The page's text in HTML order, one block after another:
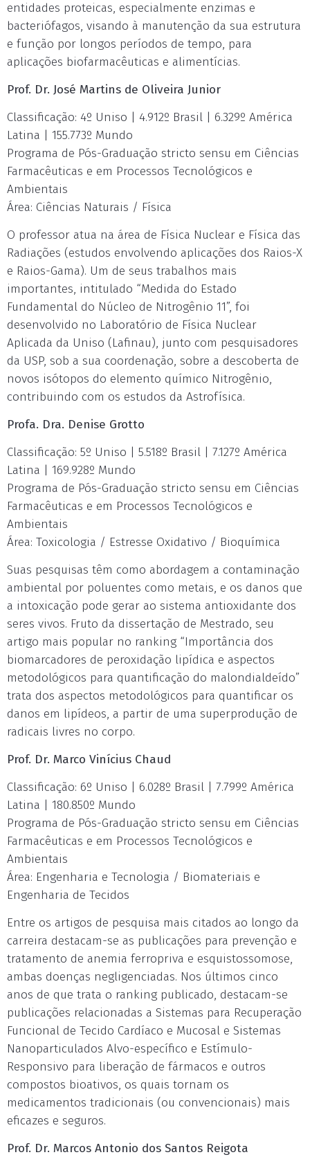
entidades proteicas, especialmente enzimas e
bacteriófagos, visando à manutenção da sua estrutura
e função por longos períodos de tempo, para
aplicações biofarmacêuticas e alimentícias.
Prof. Dr. José Martins de Oliveira Junior
Classificação: 4º Uniso | 4.912º Brasil | 6.329º América
Latina | 155.773º Mundo
Programa de Pós-Graduação stricto sensu em Ciências
Farmacêuticas e em Processos Tecnológicos e
Ambientais
Área: Ciências Naturais / Física
O professor atua na área de Física Nuclear e Física das
Radiações (estudos envolvendo aplicações dos Raios-X
e Raios-Gama). Um de seus trabalhos mais
importantes, intitulado “Medida do Estado
Fundamental do Núcleo de Nitrogênio 11”, foi
desenvolvido no Laboratório de Física Nuclear
Aplicada da Uniso (Lafinau), junto com pesquisadores
da USP, sob a sua coordenação, sobre a descoberta de
novos isótopos do elemento químico Nitrogênio,
contribuindo com os estudos da Astrofísica.
Profa. Dra. Denise Grotto
Classificação: 5º Uniso | 5.518º Brasil | 7.127º América
Latina | 169.928º Mundo
Programa de Pós-Graduação stricto sensu em Ciências
Farmacêuticas e em Processos Tecnológicos e
Ambientais
Área: Toxicologia / Estresse Oxidativo / Bioquímica
Suas pesquisas têm como abordagem a contaminação
ambiental por poluentes como metais, e os danos que
a intoxicação pode gerar ao sistema antioxidante dos
seres vivos. Fruto da dissertação de Mestrado, seu
artigo mais popular no ranking “Importância dos
biomarcadores de peroxidação lipídica e aspectos
metodológicos para quantificação do malondialdeído”
trata dos aspectos metodológicos para quantificar os
danos em lipídeos, a partir de uma superprodução de
radicais livres no corpo.
Prof. Dr. Marco Vinícius Chaud
Classificação: 6º Uniso | 6.028º Brasil | 7.799º América
Latina | 180.850º Mundo
Programa de Pós-Graduação stricto sensu em Ciências
Farmacêuticas e em Processos Tecnológicos e
Ambientais
Área: Engenharia e Tecnologia / Biomateriais e
Engenharia de Tecidos
Entre os artigos de pesquisa mais citados ao longo da
carreira destacam-se as publicações para prevenção e
tratamento de anemia ferropriva e esquistossomose,
ambas doenças negligenciadas. Nos últimos cinco
anos de que trata o ranking publicado, destacam-se
publicações relacionadas a Sistemas para Recuperação
Funcional de Tecido Cardíaco e Mucosal e Sistemas
Nanoparticulados Alvo-específico e Estímulo-
Responsivo para liberação de fármacos e outros
compostos bioativos, os quais tornam os
medicamentos tradicionais (ou convencionais) mais
eficazes e seguros.
Prof. Dr. Marcos Antonio dos Santos Reigota